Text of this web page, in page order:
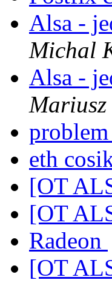
Alsa -
Michal
Alsa -
eth
[OT
[OT
Radeon
[OT